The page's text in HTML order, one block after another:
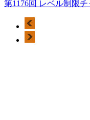
第1176回 レベル制限